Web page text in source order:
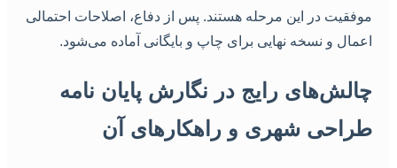
موفقیت در این مرحله هستند. پس از دفاع، اصلاحات احتمالی
اعمال و نسخه نهایی برای چاپ و بایگانی آماده می‌شود.
چالش‌های رایج در نگارش پایان نامه
طراحی شهری و راهکارهای آن